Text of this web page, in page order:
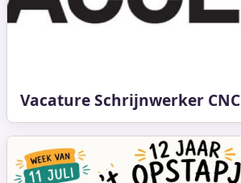
Vacature Schrijnwerker CNC